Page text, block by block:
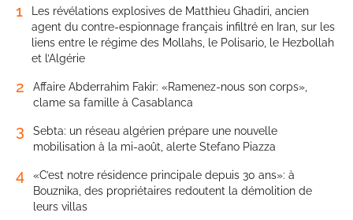
1
Les révélations explosives de Matthieu Ghadiri, ancien
agent du contre-espionnage français infiltré en Iran, sur les
liens entre le régime des Mollahs, le Polisario, le Hezbollah
et l’Algérie
2
Affaire Abderrahim Fakir: «Ramenez-nous son corps»,
clame sa famille à Casablanca
3
Sebta: un réseau algérien prépare une nouvelle
mobilisation à la mi-août, alerte Stefano Piazza
4
«C’est notre résidence principale depuis 30 ans»: à
Bouznika, des propriétaires redoutent la démolition de
leurs villas